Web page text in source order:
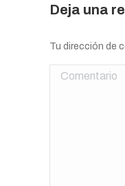
Deja una
Tu dirección de
Comentario